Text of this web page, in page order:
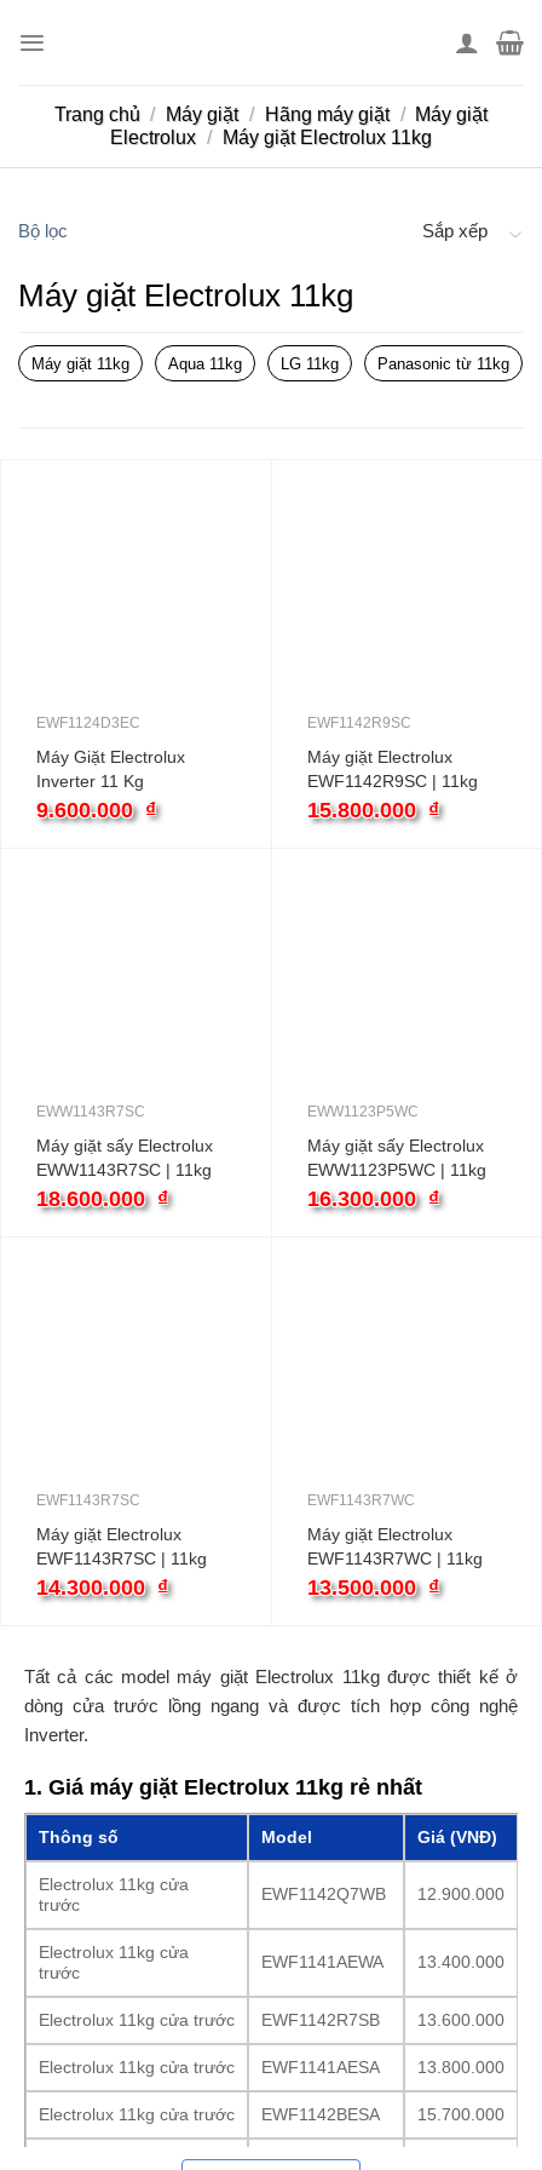
Trang chủ / Máy giặt / Hãng máy giặt /
Máy giặt
Electrolux / Máy giặt Electrolux 11kg
Bộ lọc Sắp xếp
Máy giặt Electrolux 11kg
Máy giặt 11kg Aqua 11kg LG 11kg Panasonic từ 11kg
EWF1124D3EC
Máy Giặt Electrolux
Inverter 11 Kg
EWF1124D3EC
UltimateCare 300
9.600.000 ₫
EWF1142R9SC
Máy giặt Electrolux
EWF1142R9SC | 11kg
cửa ngang inverter
15.800.000 ₫
EWW1143R7SC
Máy giặt sấy Electrolux
EWW1143R7SC | 11kg
cửa ngang inverter
18.600.000 ₫
EWW1123P5WC
Máy giặt sấy Electrolux
EWW1123P5WC | 11kg
cửa ngang inverter
16.300.000 ₫
EWF1143R7SC
Máy giặt Electrolux
EWF1143R7SC | 11kg
cửa ngang inverter
14.300.000 ₫
EWF1143R7WC
Máy giặt Electrolux
EWF1143R7WC | 11kg
cửa ngang inverter
13.500.000 ₫
Tất cả các model máy giặt Electrolux 11kg được thiết kế ở
dòng cửa trước lồng ngang và được tích hợp công nghệ
Inverter.
1. Giá máy giặt Electrolux 11kg rẻ nhất
Thông số Model Giá (VNĐ)
Electrolux 11kg cửa
trước
EWF1142Q7WB 12.900.000
Electrolux 11kg cửa
trước
EWF1141AEWA 13.400.000
Electrolux 11kg cửa trước EWF1142R7SB 13.600.000
Electrolux 11kg cửa trước EWF1141AESA 13.800.000
Electrolux 11kg cửa trước EWF1142BESA 15.700.000
Electrolux 11kg cửa trước EWF1141R9SB